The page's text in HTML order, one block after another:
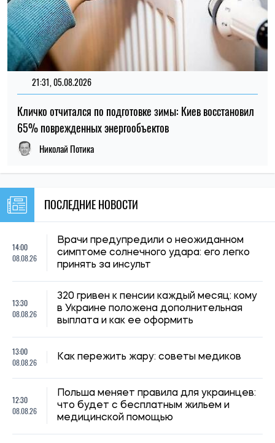
21:31, 05.08.2026
Кличко отчитался по подготовке зимы: Киев восстановил
65% поврежденных энергообъектов
Николай Потика
ПОСЛЕДНИЕ НОВОСТИ
14:00
08.08.26
Врачи предупредили о неожиданном
симптоме солнечного удара: его легко
принять за инсульт
13:30
08.08.26
320 гривен к пенсии каждый месяц: кому
в Украине положена дополнительная
выплата и как ее оформить
13:00
08.08.26
Как пережить жару: советы медиков
12:30
08.08.26
Польша меняет правила для украинцев:
что будет с бесплатным жильем и
медицинской помощью